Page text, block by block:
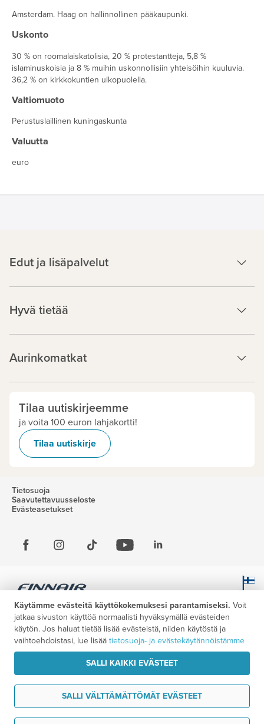
Amsterdam. Haag on hallinnollinen pääkaupunki.
Uskonto
30 % on roomalaiskatolisia, 20 % protestantteja, 5,8 %
islaminuskoisia ja 8 % muihin uskonnollisiin yhteisöihin kuuluvia.
36,2 % on kirkkokuntien ulkopuolella.
Valtiomuoto
Perustuslaillinen kuningaskunta
Valuutta
euro
Edut ja lisäpalvelut
Hyvä tietää
Aurinkomatkat
Tilaa uutiskirjeemme
ja voita 100 euron lahjakortti!
Tilaa uutiskirje
Tietosuoja
Saavutettavuusseloste
Evästeasetukset
Käytämme evästeitä käyttökokemuksesi parantamiseksi. Voit
jatkaa sivuston käyttöä normaalisti hyväksymällä evästeiden
käytön. Jos haluat tietää lisää evästeistä, niiden käytöstä ja
vaihtoehdoistasi, lue lisää tietosuoja- ja evästekäytännöistämme
SALLI KAIKKI EVÄSTEET
SALLI VÄLTTÄMÄTTÖMÄT EVÄSTEET